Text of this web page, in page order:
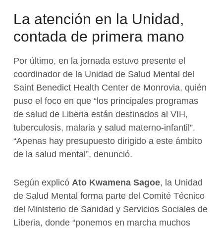
La atención en la Unidad,
contada de primera mano
Por último, en la jornada estuvo presente el
coordinador de la Unidad de Salud Mental del
Saint Benedict Health Center de Monrovia, quién
puso el foco en que “los principales programas
de salud de Liberia están destinados al VIH,
tuberculosis, malaria y salud materno-infantil”.
“Apenas hay presupuesto dirigido a este ámbito
de la salud mental”, denunció.
Según explicó Ato Kwamena Sagoe, la Unidad
de Salud Mental forma parte del Comité Técnico
del Ministerio de Sanidad y Servicios Sociales de
Liberia, donde “ponemos en marcha muchos